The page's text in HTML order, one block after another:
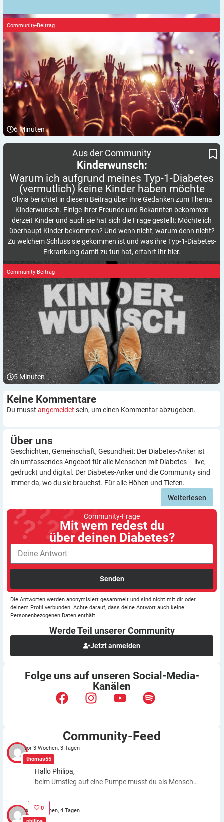
6Minuten
Community-Beitrag
Warum ich aufgrund meines Typ-1-Diabetes (vermutlich) keine
Kinder haben möchte
Aus der Community
Kinderwunsch:
Warum ich aufgrund meines Typ-1-Diabetes
(vermutlich) keine Kinder haben möchte
Olivia berichtet in diesem Beitrag über Ihre Gedanken zum Thema
Kinderwunsch. Einige ihrer Freunde und Bekannten bekommen
derzeit Kinder und auch sie hat sich die Frage gestellt: Möchte ich
überhaupt Kinder bekommen? Und wenn nicht, warum denn nicht?
Zu welchem Schluss sie gekommen ist und was ihre Typ-1-Diabetes-
Erkrankung damit zu tun hat, erfahrt Ihr hier.
5 Minuten
Community-Beitrag
Keine Kommentare
Du musst angemeldet sein, um einen Kommentar abzugeben.
Über uns
Geschichten, Gemeinschaft, Gesundheit: Der Diabetes-Anker ist
ein umfassendes Angebot für alle Menschen mit Diabetes – live,
gedruckt und digital. Der Diabetes-Anker und die Community sind
immer da, wo du sie brauchst. Für alle Höhen und Tiefen.
Weiterlesen
Community-Frage
Mit wem redest du
über deinen Diabetes?
Senden
Die Antworten werden anonymisiert gesammelt und sind nicht mit dir oder
deinem Profil verbunden. Achte darauf, dass deine Antwort auch keine
Personenbezogenen Daten enthält.
Werde Teil unserer Community
Jetzt anmelden
Folge uns auf unseren Social-Media-
Kanälen
Community-Feed
thomas55
vor 3 Wochen, 3 Tagen
Hallo Philipa,
beim Umstieg auf eine Pumpe musst du als Mensch
ICT. Schätzfehler bleiben also. Du kannst aber die
Basalrate individuell einstellen, z.B. In den frühen
0
vor 3 Wochen, 4 Tagen